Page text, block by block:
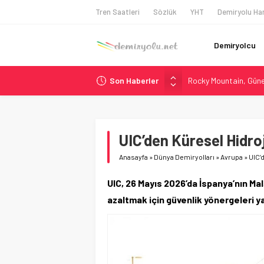
Tren Saatleri Sözlük YHT Demiryolu
Demiryolcu
Son Haberler
Rocky Mountain,
AAR, MIT ve
Madrid 6. Hat
NJ Transit’ten Tarihi
UIC’den Küresel
Anasayfa » Dünya Demiryolları »Avrupa »
UIC, 26 Mayıs 2026’da
azaltmak için güvenlik yönergeleri